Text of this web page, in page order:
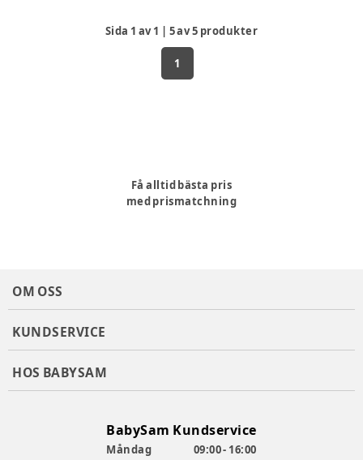
Sida 1 av1 | 5av5 produkter
1
Få alltid bästa pris
med prismatchning
OM OSS
KUNDSERVICE
HOS BABYSAM
BabySam Kundservice
Måndag
09:00 - 16:00